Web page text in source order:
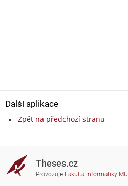
Další aplikace
Zpět na předchozí stranu
Theses.cz
Provozuje Fakulta informatiky MU